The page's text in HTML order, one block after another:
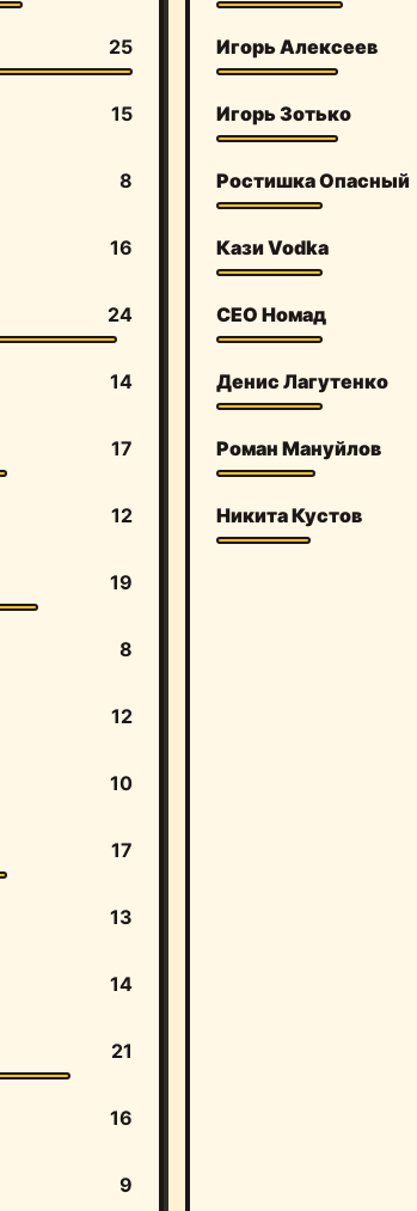
25
15
8
16
24
14
17
12
19
8
12
10
17
13
14
21
16
9
Игорь Алексеев
Игорь Зотько
Ростишка Опасный
Кази Vodka
СЕО Номад
Денис Лагутенко
Роман Мануйлов
Никита Кустов